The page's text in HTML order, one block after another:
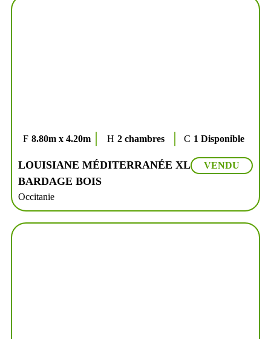
8.80m x 4.20m 2 chambres 1 Disponible
LOUISIANE MÉDITERRANÉE XL
BARDAGE BOIS
Occitanie
VENDU